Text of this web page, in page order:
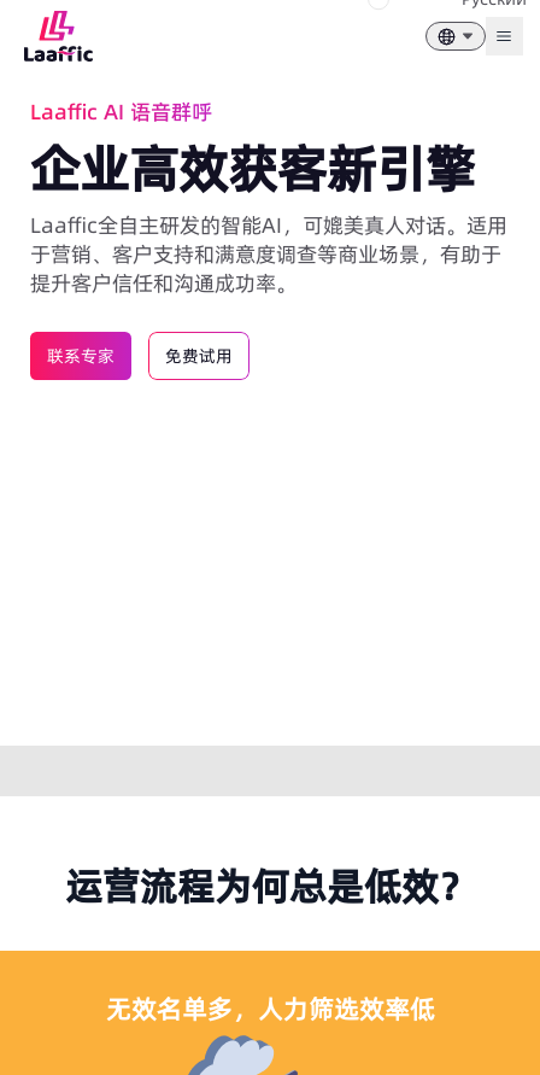
Laaffic AI 语音群呼
企业高效获客新引擎
Laaffic全自主研发的智能AI，可媲美真人对话。适用
于营销、客户支持和满意度调查等商业场景，有助于
提升客户信任和沟通成功率。
联系专家 免费试用
运营流程为何总是低效？
无效名单多，人力筛选效率低